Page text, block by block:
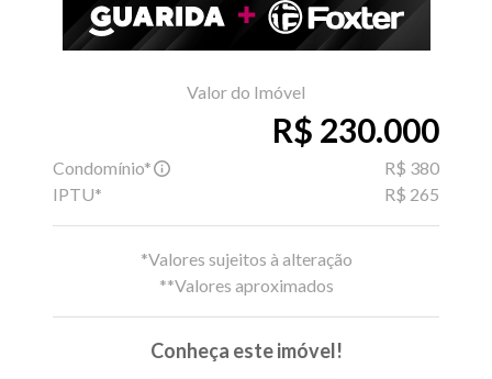
Valor do Imóvel
R$ 230.000
Condomínio*
R$ 380
IPTU*
R$ 265
*Valores sujeitos à alteração
**Valores aproximados
Conheça este imóvel!